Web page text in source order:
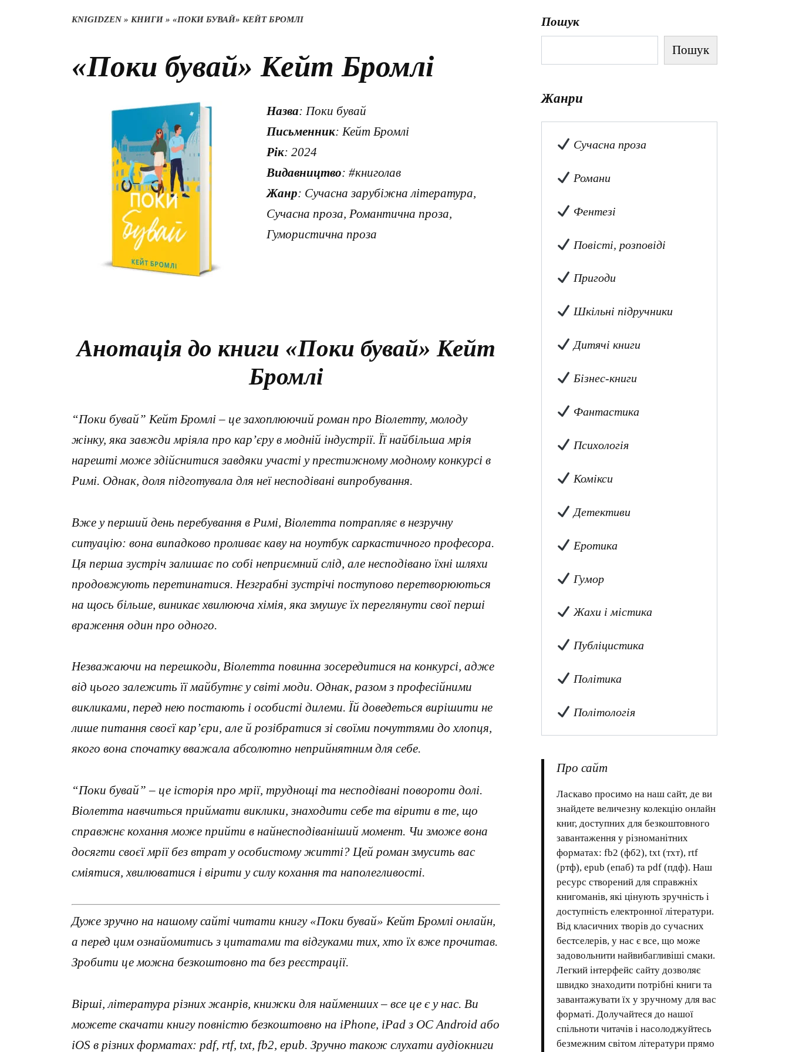
KNIGIDZEN» КНИГИ » «ПОКИ БУВАЙ» КЕЙТ БРОМЛІ
«Поки бувай» Кейт Бромлі
Назва: Поки бувай
Письменник: Кейт Бромлі
Рік: 2024
Видавництво: #книголав
Жанр: Сучасна зарубіжна література,
Сучасна проза, Романтична проза,
Гумористична проза
Анотація до книги «Поки бувай» Кейт
Бромлі
“Поки бувай” Кейт Бромлі – це захоплюючий роман про Віолетту, молоду
жінку, яка завжди мріяла про кар’єру в модній індустрії. Її найбільша мрія
нарешті може здійснитися завдяки участі у престижному модному конкурсі в
Римі. Однак, доля підготувала для неї несподівані випробування.
Вже у перший день перебування в Римі, Віолетта потрапляє в незручну
ситуацію: вона випадково проливає каву на ноутбук саркастичного професора.
Ця перша зустріч залишає по собі неприємний слід, але несподівано їхні шляхи
продовжують перетинатися. Незграбні зустрічі поступово перетворюються
на щось більше, виникає хвилююча хімія, яка змушує їх переглянути свої перші
враження один про одного.
Незважаючи на перешкоди, Віолетта повинна зосередитися на конкурсі, адже
від цього залежить її майбутнє у світі моди. Однак, разом з професійними
викликами, перед нею постають і особисті дилеми. Їй доведеться вирішити не
лише питання своєї кар’єри, але й розібратися зі своїми почуттями до хлопця,
якого вона спочатку вважала абсолютно неприйнятним для себе.
“Поки бувай” – це історія про мрії, труднощі та несподівані повороти долі.
Віолетта навчиться приймати виклики, знаходити себе та вірити в те, що
справжнє кохання може прийти в найнесподіваніший момент. Чи зможе вона
досягти своєї мрії без втрат у особистому житті? Цей роман змусить вас
сміятися, хвилюватися і вірити у силу кохання та наполегливості.
Дуже зручно на нашому сайті читати книгу «Поки бувай» Кейт Бромлі онлайн,
а перед цим ознайомитись з цитатами та відгуками тих, хто їх вже прочитав.
Зробити це можна безкоштовно та без реєстрації.
Вірші, література різних жанрів, книжки для найменших – все це є у нас. Ви
можете скачати книгу повністю безкоштовно на iPhone, iPad з ОС Android або
iOS в різних форматах: pdf, rtf, txt, fb2, epub. Зручно також слухати аудіокниги
Пошук
Пошук
Жанри
Сучасна проза
Романи
Фентезі
Повісті, розповіді
Пригоди
Шкільні підручники
Дитячі книги
Бізнес-книги
Фантастика
Психологія
Комікси
Детективи
Еротика
Гумор
Жахи і містика
Публіцистика
Політика
Політологія
Про сайт
Ласкаво просимо на наш сайт, де ви
знайдете величезну колекцію онлайн
книг, доступних для безкоштовного
завантаження у різноманітних
форматах: fb2 (фб2), txt (тхт), rtf
(ртф), epub (епаб) та pdf (пдф). Наш
ресурс створений для справжніх
книгоманів, які цінують зручність і
доступність електронної літератури.
Від класичних творів до сучасних
бестселерів, у нас є все, що може
задовольнити найвибагливіші смаки.
Легкий інтерфейс сайту дозволяє
швидко знаходити потрібні книги та
завантажувати їх у зручному для вас
форматі. Долучайтеся до нашої
спільноти читачів і насолоджуйтесь
безмежним світом літератури прямо